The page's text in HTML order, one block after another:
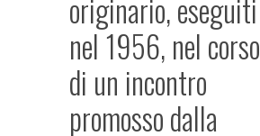
originario, eseguiti
nel 1956, nel corso
di un incontro
promosso dalla